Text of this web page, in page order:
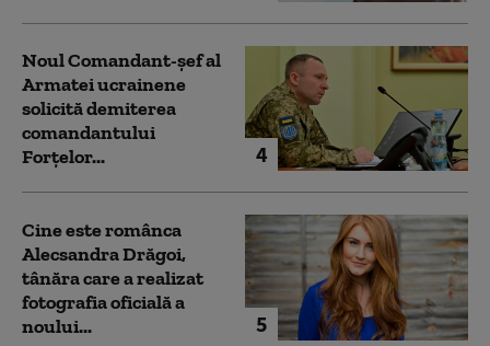
4
Noul Comandant-șef al
Armatei ucrainene
solicită demiterea
comandantului
Forțelor...
5
Cine este românca
Alecsandra Drăgoi,
tânăra care a realizat
fotografia oficială a
noului...